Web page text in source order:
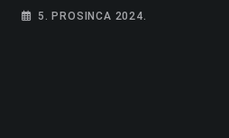
5. PROSINCA 2024.